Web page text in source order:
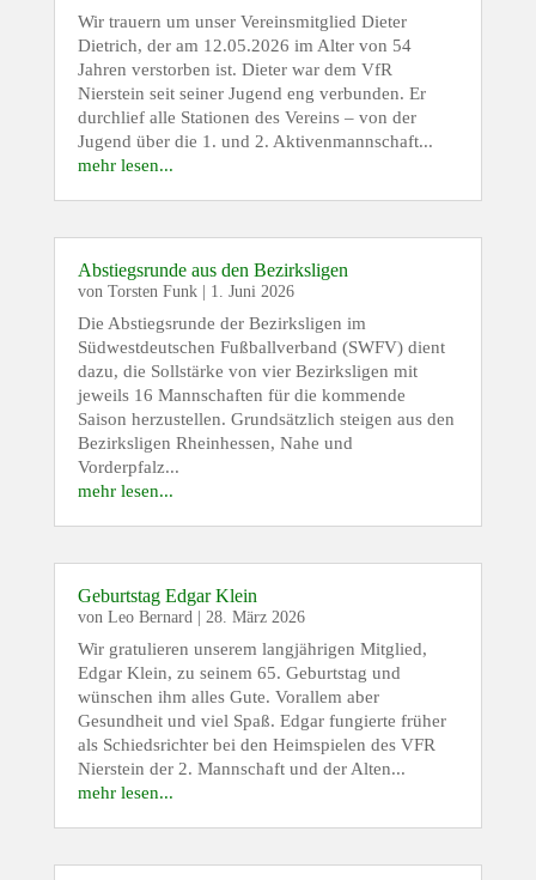
Wir trauern um unser Vereinsmitglied Dieter
Dietrich, der am 12.05.2026 im Alter von 54
Jahren verstorben ist. Dieter war dem VfR
Nierstein seit seiner Jugend eng verbunden. Er
durchlief alle Stationen des Vereins – von der
Jugend über die 1. und 2. Aktivenmannschaft...
mehr lesen...
Abstiegsrunde aus den Bezirksligen
von Torsten Funk| 1. Juni 2026
Die Abstiegsrunde der Bezirksligen im
Südwestdeutschen Fußballverband (SWFV) dient
dazu, die Sollstärke von vier Bezirksligen mit
jeweils 16 Mannschaften für die kommende
Saison herzustellen. Grundsätzlich steigen aus den
Bezirksligen Rheinhessen, Nahe und
Vorderpfalz...
mehr lesen...
Geburtstag Edgar Klein
von Leo Bernard| 28. März 2026
Wir gratulieren unserem langjährigen Mitglied,
Edgar Klein, zu seinem 65. Geburtstag und
wünschen ihm alles Gute. Vorallem aber
Gesundheit und viel Spaß. Edgar fungierte früher
als Schiedsrichter bei den Heimspielen des VFR
Nierstein der 2. Mannschaft und der Alten...
mehr lesen...